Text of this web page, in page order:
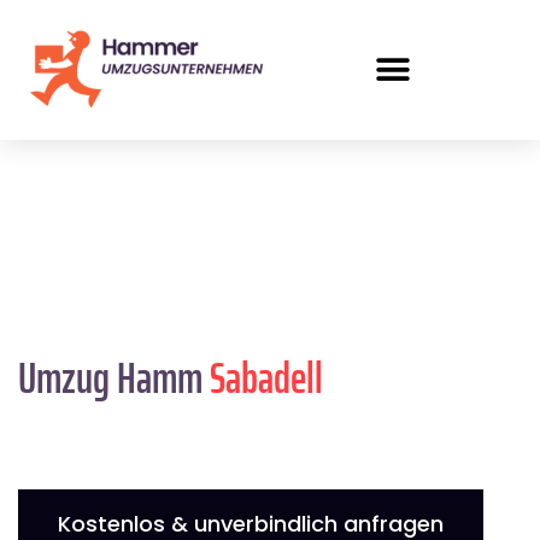
Umzug HammSabadell
Kostenlos & unverbindlich anfragen